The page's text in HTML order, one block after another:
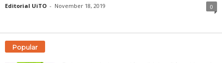
Editorial UiTO - November 18, 2019 0
Popular